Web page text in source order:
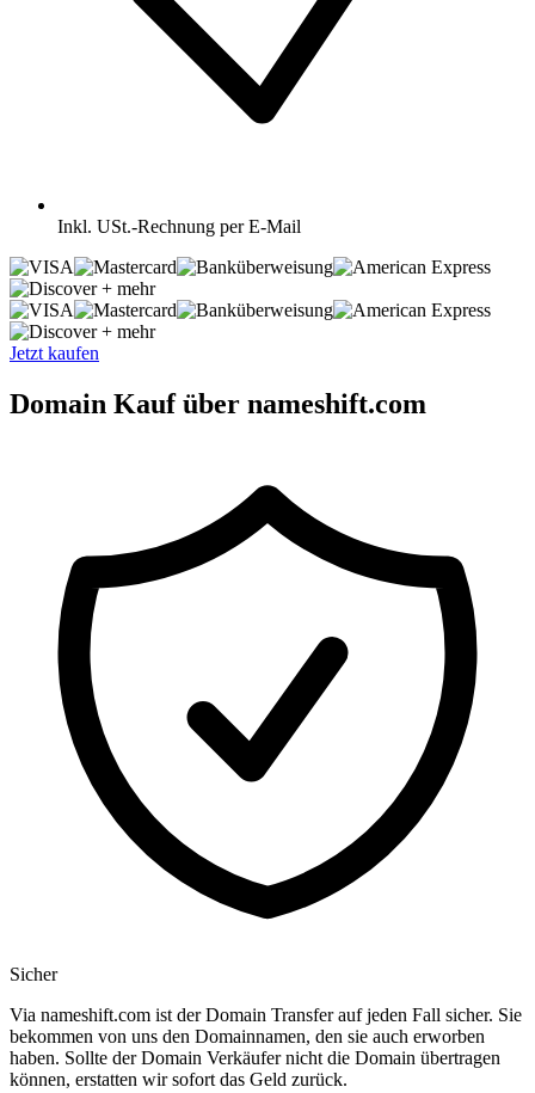
Inkl. USt.-Rechnung per E-Mail
+ mehr
+ mehr
Jetzt kaufen
Domain Kauf über nameshift.com
Sicher
Via nameshift.com ist der Domain Transfer auf jeden Fall sicher. Sie
bekommen von uns den Domainnamen, den sie auch erworben
haben. Sollte der Domain Verkäufer nicht die Domain übertragen
können, erstatten wir sofort das Geld zurück.